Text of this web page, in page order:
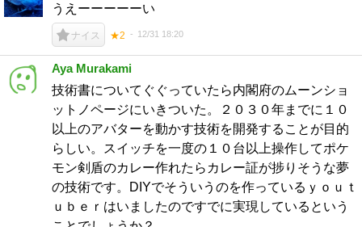
うえーーーーーい
ナイス ★2 12/31 18:20
Aya Murakami
技術書についてぐぐっていたら内閣府のムーンショ
ットノページにいきついた。２０３０年までに１０
以上のアバターを動かす技術を開発することが目的
らしい。スイッチを一度の１０台以上操作してポケ
モン剣盾のカレー作れたらカレー証が捗りそうな夢
の技術です。DIYでそういうのを作っているｙｏｕｔ
ｕｂｅｒはいましたのですでに実現しているという